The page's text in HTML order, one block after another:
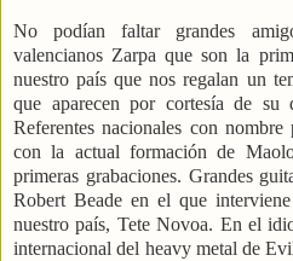
No podían faltar grandes
valencianos Zarpa que son la
nuestro país que nos regalan un
que aparecen por cortesía de su
Referentes nacionales con
con la actual formación de
primeras grabaciones. Grandes
Robert Beade en el que
nuestro país, Tete Novoa. En el
internacional del heavy metal de